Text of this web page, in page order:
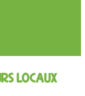
locaux